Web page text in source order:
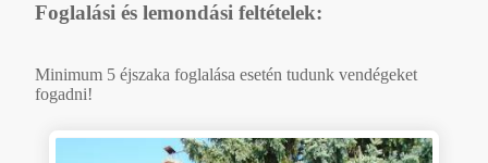
Foglalási és lemondási feltételek:
Minimum 5 éjszaka foglalása esetén tudunk vendégeket
fogadni!